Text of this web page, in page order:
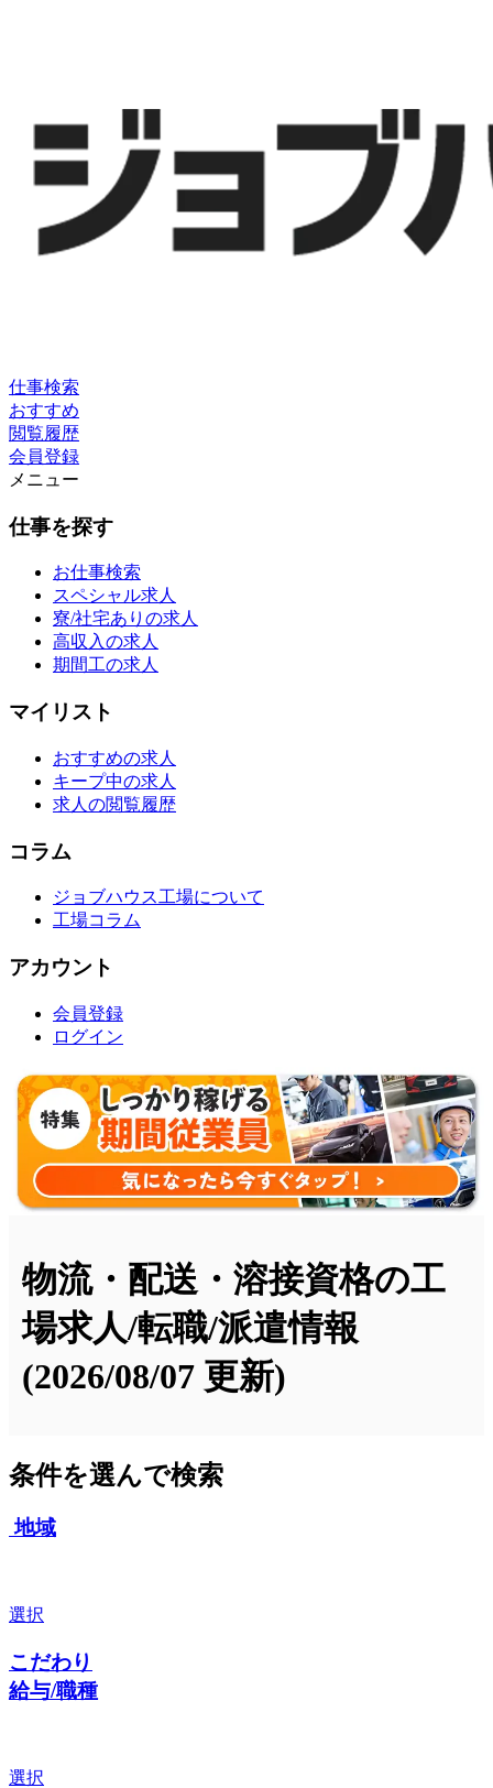
仕事検索
おすすめ
閲覧履歴
会員登録
メニュー
仕事を探す
お仕事検索
スペシャル求人
寮/社宅ありの求人
高収入の求人
期間工の求人
マイリスト
おすすめの求人
キープ中の求人
求人の閲覧履歴
コラム
ジョブハウス工場について
工場コラム
アカウント
会員登録
ログイン
物流・配送・溶接資格の工
場求人/転職/派遣情報
(2026/08/07 更新)
条件を選んで検索
地域
選択
こだわり
給与/職種
選択